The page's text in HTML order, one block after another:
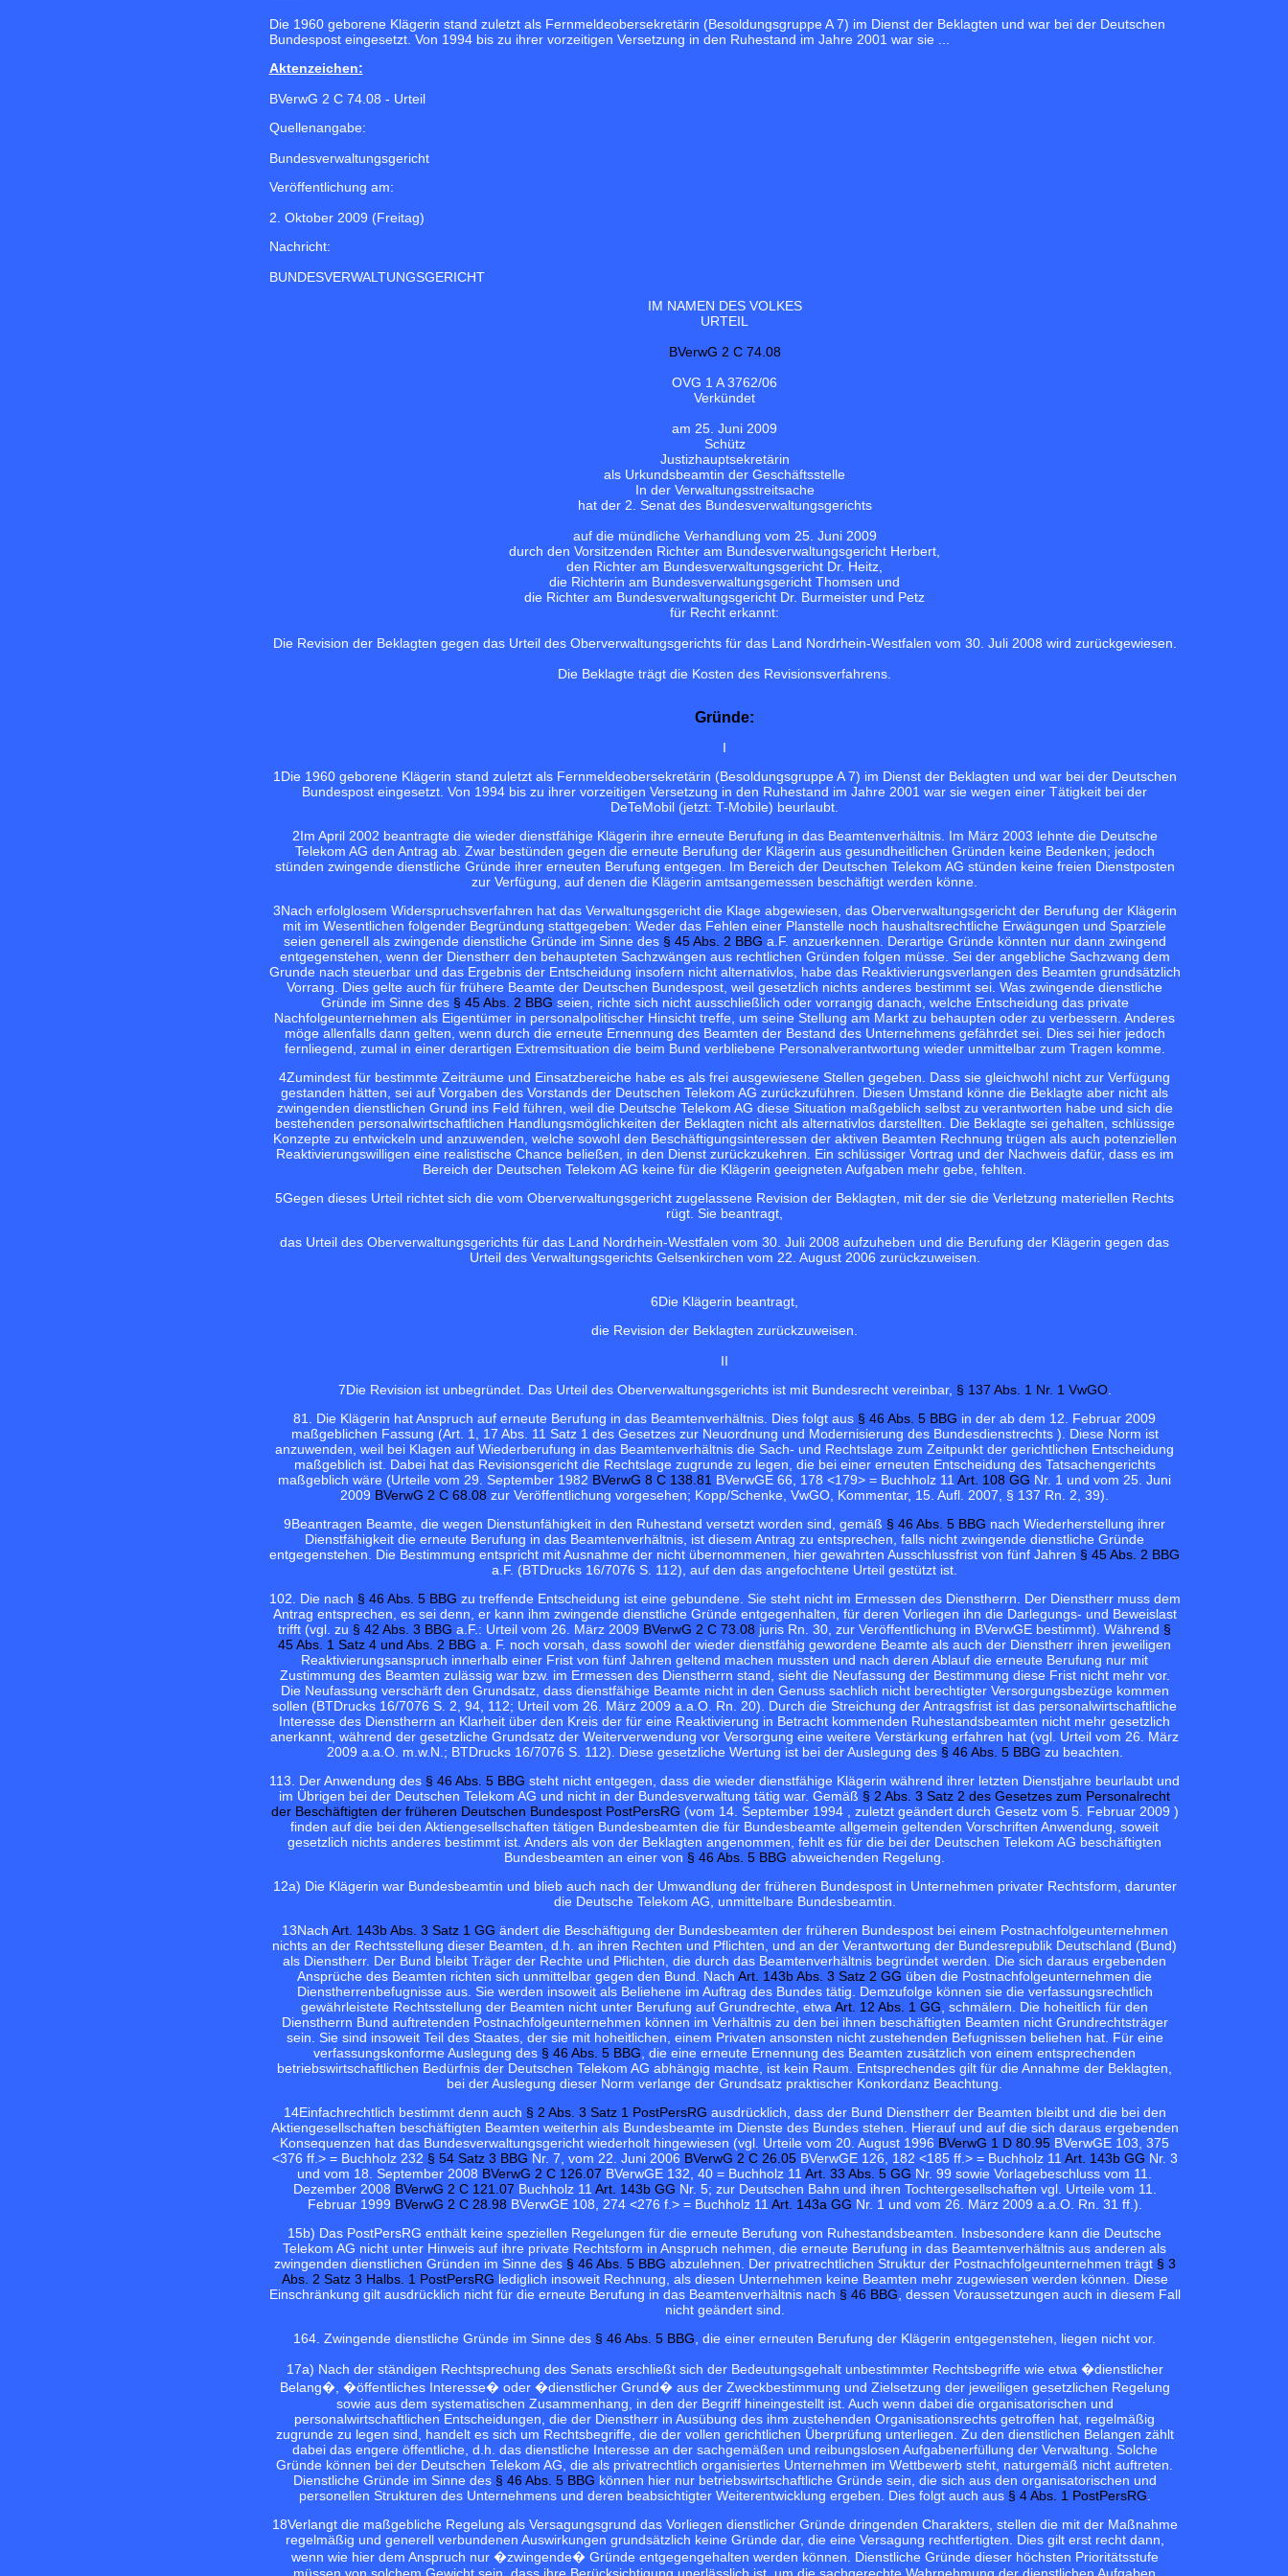
Die 1960 geborene Klägerin stand zuletzt als Fernmeldeobersekretärin (Besoldungsgruppe A 7) im Dienst der Beklagten und war bei der Deutschen
Bundespost eingesetzt. Von 1994 bis zu ihrer vorzeitigen Versetzung in den Ruhestand im Jahre 2001 war sie ...
Aktenzeichen:
BVerwG 2 C 74.08 - Urteil
Quellenangabe:
Bundesverwaltungsgericht
Veröffentlichung am:
2. Oktober 2009 (Freitag)
Nachricht:
BUNDESVERWALTUNGSGERICHT
IM NAMEN DES VOLKES
URTEIL
BVerwG 2 C 74.08
OVG 1 A 3762/06
Verkündet
am 25. Juni 2009
Schütz
Justizhauptsekretärin
als Urkundsbeamtin der Geschäftsstelle
In der Verwaltungsstreitsache
hat der 2. Senat des Bundesverwaltungsgerichts
auf die mündliche Verhandlung vom 25. Juni 2009
durch den Vorsitzenden Richter am Bundesverwaltungsgericht Herbert,
den Richter am Bundesverwaltungsgericht Dr. Heitz,
die Richterin am Bundesverwaltungsgericht Thomsen und
die Richter am Bundesverwaltungsgericht Dr. Burmeister und Petz
für Recht erkannt:
Die Revision der Beklagten gegen das Urteil des Oberverwaltungsgerichts für das Land Nordrhein-Westfalen vom 30. Juli 2008 wird zurückgewiesen.
Die Beklagte trägt die Kosten des Revisionsverfahrens.
Gründe:
I
1 Die 1960 geborene Klägerin stand zuletzt als Fernmeldeobersekretärin (Besoldungsgruppe A 7) im Dienst der Beklagten und war bei der Deutschen
Bundespost eingesetzt. Von 1994 bis zu ihrer vorzeitigen Versetzung in den Ruhestand im Jahre 2001 war sie wegen einer Tätigkeit bei der
DeTeMobil (jetzt: T-Mobile) beurlaubt.
2Im April 2002 beantragte die wieder dienstfähige Klägerin ihre erneute Berufung in das Beamtenverhältnis. Im März 2003 lehnte die Deutsche
Telekom AG den Antrag ab. Zwar bestünden gegen die erneute Berufung der Klägerin aus gesundheitlichen Gründen keine Bedenken; jedoch
stünden zwingende dienstliche Gründe ihrer erneuten Berufung entgegen. Im Bereich der Deutschen Telekom AG stünden keine freien Dienstposten
zur Verfügung, auf denen die Klägerin amtsangemessen beschäftigt werden könne.
3Nach erfolglosem Widerspruchsverfahren hat das Verwaltungsgericht die Klage abgewiesen, das Oberverwaltungsgericht der Berufung der Klägerin
mit im Wesentlichen folgender Begründung stattgegeben: Weder das Fehlen einer Planstelle noch haushaltsrechtliche Erwägungen und Sparziele
seien generell als zwingende dienstliche Gründe im Sinne des § 45 Abs. 2 BBG a.F. anzuerkennen. Derartige Gründe könnten nur dann zwingend
entgegenstehen, wenn der Dienstherr den behaupteten Sachzwängen aus rechtlichen Gründen folgen müsse. Sei der angebliche Sachzwang dem
Grunde nach steuerbar und das Ergebnis der Entscheidung insofern nicht alternativlos, habe das Reaktivierungsverlangen des Beamten grundsätzlich
Vorrang. Dies gelte auch für frühere Beamte der Deutschen Bundespost, weil gesetzlich nichts anderes bestimmt sei. Was zwingende dienstliche
Gründe im Sinne des § 45 Abs. 2 BBG seien, richte sich nicht ausschließlich oder vorrangig danach, welche Entscheidung das private
Nachfolgeunternehmen als Eigentümer in personalpolitischer Hinsicht treffe, um seine Stellung am Markt zu behaupten oder zu verbessern. Anderes
möge allenfalls dann gelten, wenn durch die erneute Ernennung des Beamten der Bestand des Unternehmens gefährdet sei. Dies sei hier jedoch
fernliegend, zumal in einer derartigen Extremsituation die beim Bund verbliebene Personalverantwortung wieder unmittelbar zum Tragen komme.
4Zumindest für bestimmte Zeiträume und Einsatzbereiche habe es als frei ausgewiesene Stellen gegeben. Dass sie gleichwohl nicht zur Verfügung
gestanden hätten, sei auf Vorgaben des Vorstands der Deutschen Telekom AG zurückzuführen. Diesen Umstand könne die Beklagte aber nicht als
zwingenden dienstlichen Grund ins Feld führen, weil die Deutsche Telekom AG diese Situation maßgeblich selbst zu verantworten habe und sich die
bestehenden personalwirtschaftlichen Handlungsmöglichkeiten der Beklagten nicht als alternativlos darstellten. Die Beklagte sei gehalten, schlüssige
Konzepte zu entwickeln und anzuwenden, welche sowohl den Beschäftigungsinteressen der aktiven Beamten Rechnung trügen als auch potenziellen
Reaktivierungswilligen eine realistische Chance beließen, in den Dienst zurückzukehren. Ein schlüssiger Vortrag und der Nachweis dafür, dass es im
Bereich der Deutschen Telekom AG keine für die Klägerin geeigneten Aufgaben mehr gebe, fehlten.
5Gegen dieses Urteil richtet sich die vom Oberverwaltungsgericht zugelassene Revision der Beklagten, mit der sie die Verletzung materiellen Rechts
rügt. Sie beantragt,
das Urteil des Oberverwaltungsgerichts für das Land Nordrhein-Westfalen vom 30. Juli 2008 aufzuheben und die Berufung der Klägerin gegen das
Urteil des Verwaltungsgerichts Gelsenkirchen vom 22. August 2006 zurückzuweisen.
6Die Klägerin beantragt,
die Revision der Beklagten zurückzuweisen.
II
7Die Revision ist unbegründet. Das Urteil des Oberverwaltungsgerichts ist mit Bundesrecht vereinbar, § 137 Abs. 1 Nr. 1 VwGO.
81. Die Klägerin hat Anspruch auf erneute Berufung in das Beamtenverhältnis. Dies folgt aus § 46 Abs. 5 BBG in der ab dem 12. Februar 2009
maßgeblichen Fassung (Art. 1, 17 Abs. 11 Satz 1 des Gesetzes zur Neuordnung und Modernisierung des Bundesdienstrechts ). Diese Norm ist
anzuwenden, weil bei Klagen auf Wiederberufung in das Beamtenverhältnis die Sach- und Rechtslage zum Zeitpunkt der gerichtlichen Entscheidung
maßgeblich ist. Dabei hat das Revisionsgericht die Rechtslage zugrunde zu legen, die bei einer erneuten Entscheidung des Tatsachengerichts
maßgeblich wäre (Urteile vom 29. September 1982 BVerwG 8 C 138.81 BVerwGE 66, 178 <179> = Buchholz 11 Art. 108 GG Nr. 1 und vom 25. Juni
2009 BVerwG 2 C 68.08 zur Veröffentlichung vorgesehen; Kopp/Schenke, VwGO, Kommentar, 15. Aufl. 2007, § 137 Rn. 2, 39).
9Beantragen Beamte, die wegen Dienstunfähigkeit in den Ruhestand versetzt worden sind, gemäß § 46 Abs. 5 BBG nach Wiederherstellung ihrer
Dienstfähigkeit die erneute Berufung in das Beamtenverhältnis, ist diesem Antrag zu entsprechen, falls nicht zwingende dienstliche Gründe
entgegenstehen. Die Bestimmung entspricht mit Ausnahme der nicht übernommenen, hier gewahrten Ausschlussfrist von fünf Jahren § 45 Abs. 2 BBG
a.F. (BTDrucks 16/7076 S. 112), auf den das angefochtene Urteil gestützt ist.
102. Die nach § 46 Abs. 5 BBG zu treffende Entscheidung ist eine gebundene. Sie steht nicht im Ermessen des Dienstherrn. Der Dienstherr muss dem
Antrag entsprechen, es sei denn, er kann ihm zwingende dienstliche Gründe entgegenhalten, für deren Vorliegen ihn die Darlegungs- und Beweislast
trifft (vgl. zu § 42 Abs. 3 BBG a.F.: Urteil vom 26. März 2009 BVerwG 2 C 73.08 juris Rn. 30, zur Veröffentlichung in BVerwGE bestimmt). Während §
45 Abs. 1 Satz 4 und Abs. 2 BBG a. F. noch vorsah, dass sowohl der wieder dienstfähig gewordene Beamte als auch der Dienstherr ihren jeweiligen
Reaktivierungsanspruch innerhalb einer Frist von fünf Jahren geltend machen mussten und nach deren Ablauf die erneute Berufung nur mit
Zustimmung des Beamten zulässig war bzw. im Ermessen des Dienstherrn stand, sieht die Neufassung der Bestimmung diese Frist nicht mehr vor.
Die Neufassung verschärft den Grundsatz, dass dienstfähige Beamte nicht in den Genuss sachlich nicht berechtigter Versorgungsbezüge kommen
sollen (BTDrucks 16/7076 S. 2, 94, 112; Urteil vom 26. März 2009 a.a.O. Rn. 20). Durch die Streichung der Antragsfrist ist das personalwirtschaftliche
Interesse des Dienstherrn an Klarheit über den Kreis der für eine Reaktivierung in Betracht kommenden Ruhestandsbeamten nicht mehr gesetzlich
anerkannt, während der gesetzliche Grundsatz der Weiterverwendung vor Versorgung eine weitere Verstärkung erfahren hat (vgl. Urteil vom 26. März
2009 a.a.O. m.w.N.; BTDrucks 16/7076 S. 112). Diese gesetzliche Wertung ist bei der Auslegung des § 46 Abs. 5 BBG zu beachten.
113. Der Anwendung des § 46 Abs. 5 BBG steht nicht entgegen, dass die wieder dienstfähige Klägerin während ihrer letzten Dienstjahre beurlaubt und
im Übrigen bei der Deutschen Telekom AG und nicht in der Bundesverwaltung tätig war. Gemäß § 2 Abs. 3 Satz 2 des Gesetzes zum Personalrecht
der Beschäftigten der früheren Deutschen Bundespost PostPersRG (vom 14. September 1994 , zuletzt geändert durch Gesetz vom 5. Februar 2009 )
finden auf die bei den Aktiengesellschaften tätigen Bundesbeamten die für Bundesbeamte allgemein geltenden Vorschriften Anwendung, soweit
gesetzlich nichts anderes bestimmt ist. Anders als von der Beklagten angenommen, fehlt es für die bei der Deutschen Telekom AG beschäftigten
Bundesbeamten an einer von § 46 Abs. 5 BBG abweichenden Regelung.
12a) Die Klägerin war Bundesbeamtin und blieb auch nach der Umwandlung der früheren Bundespost in Unternehmen privater Rechtsform, darunter
die Deutsche Telekom AG, unmittelbare Bundesbeamtin.
13Nach Art. 143b Abs. 3 Satz 1 GG ändert die Beschäftigung der Bundesbeamten der früheren Bundespost bei einem Postnachfolgeunternehmen
nichts an der Rechtsstellung dieser Beamten, d.h. an ihren Rechten und Pflichten, und an der Verantwortung der Bundesrepublik Deutschland (Bund)
als Dienstherr. Der Bund bleibt Träger der Rechte und Pflichten, die durch das Beamtenverhältnis begründet werden. Die sich daraus ergebenden
Ansprüche des Beamten richten sich unmittelbar gegen den Bund. Nach Art. 143b Abs. 3 Satz 2 GG üben die Postnachfolgeunternehmen die
Dienstherrenbefugnisse aus. Sie werden insoweit als Beliehene im Auftrag des Bundes tätig. Demzufolge können sie die verfassungsrechtlich
gewährleistete Rechtsstellung der Beamten nicht unter Berufung auf Grundrechte, etwa Art. 12 Abs. 1 GG , schmälern. Die hoheitlich für den
Dienstherrn Bund auftretenden Postnachfolgeunternehmen können im Verhältnis zu den bei ihnen beschäftigten Beamten nicht Grundrechtsträger
sein. Sie sind insoweit Teil des Staates, der sie mit hoheitlichen, einem Privaten ansonsten nicht zustehenden Befugnissen beliehen hat. Für eine
verfassungskonforme Auslegung des § 46 Abs. 5 BBG , die eine erneute Ernennung des Beamten zusätzlich von einem entsprechenden
betriebswirtschaftlichen Bedürfnis der Deutschen Telekom AG abhängig machte, ist kein Raum. Entsprechendes gilt für die Annahme der Beklagten,
bei der Auslegung dieser Norm verlange der Grundsatz praktischer Konkordanz Beachtung.
14Einfachrechtlich bestimmt denn auch § 2 Abs. 3 Satz 1 PostPersRG ausdrücklich, dass der Bund Dienstherr der Beamten bleibt und die bei den
Aktiengesellschaften beschäftigten Beamten weiterhin als Bundesbeamte im Dienste des Bundes stehen. Hierauf und auf die sich daraus ergebenden
Konsequenzen hat das Bundesverwaltungsgericht wiederholt hingewiesen (vgl. Urteile vom 20. August 1996 BVerwG 1 D 80.95 BVerwGE 103, 375
<376 ff.> = Buchholz 232 § 54 Satz 3 BBG Nr. 7, vom 22. Juni 2006 BVerwG 2 C 26.05BVerwGE 126, 182 <185 ff.> = Buchholz 11 Art. 143b GG Nr. 3
und vom 18. September 2008 BVerwG 2 C 126.07 BVerwGE 132, 40 = Buchholz 11 Art. 33 Abs. 5 GG Nr. 99 sowie Vorlagebeschluss vom 11.
Dezember 2008 BVerwG 2 C 121.07 Buchholz 11 Art. 143b GG Nr. 5; zur Deutschen Bahn und ihren Tochtergesellschaften vgl. Urteile vom 11.
Februar 1999 BVerwG 2 C 28.98BVerwGE 108, 274 <276 f.> = Buchholz 11 Art. 143a GG Nr. 1 und vom 26. März 2009 a.a.O. Rn. 31 ff.).
15b) Das PostPersRG enthält keine speziellen Regelungen für die erneute Berufung von Ruhestandsbeamten. Insbesondere kann die Deutsche
Telekom AG nicht unter Hinweis auf ihre private Rechtsform in Anspruch nehmen, die erneute Berufung in das Beamtenverhältnis aus anderen als
zwingenden dienstlichen Gründen im Sinne des § 46 Abs. 5 BBG abzulehnen. Der privatrechtlichen Struktur der Postnachfolgeunternehmen trägt § 3
Abs. 2 Satz 3 Halbs. 1 PostPersRG lediglich insoweit Rechnung, als diesen Unternehmen keine Beamten mehr zugewiesen werden können. Diese
Einschränkung gilt ausdrücklich nicht für die erneute Berufung in das Beamtenverhältnis nach § 46 BBG , dessen Voraussetzungen auch in diesem Fall
nicht geändert sind.
164. Zwingende dienstliche Gründe im Sinne des § 46 Abs. 5 BBG , die einer erneuten Berufung der Klägerin entgegenstehen, liegen nicht vor.
17a) Nach der ständigen Rechtsprechung des Senats erschließt sich der Bedeutungsgehalt unbestimmter Rechtsbegriffe wie etwa �dienstlicher
Belang�, �öffentliches Interesse� oder �dienstlicher Grund� aus der Zweckbestimmung und Zielsetzung der jeweiligen gesetzlichen Regelung
sowie aus dem systematischen Zusammenhang, in den der Begriff hineingestellt ist. Auch wenn dabei die organisatorischen und
personalwirtschaftlichen Entscheidungen, die der Dienstherr in Ausübung des ihm zustehenden Organisationsrechts getroffen hat, regelmäßig
zugrunde zu legen sind, handelt es sich um Rechtsbegriffe, die der vollen gerichtlichen Überprüfung unterliegen. Zu den dienstlichen Belangen zählt
dabei das engere öffentliche, d.h. das dienstliche Interesse an der sachgemäßen und reibungslosen Aufgabenerfüllung der Verwaltung. Solche
Gründe können bei der Deutschen Telekom AG, die als privatrechtlich organisiertes Unternehmen im Wettbewerb steht, naturgemäß nicht auftreten.
Dienstliche Gründe im Sinne des § 46 Abs. 5 BBG können hier nur betriebswirtschaftliche Gründe sein, die sich aus den organisatorischen und
personellen Strukturen des Unternehmens und deren beabsichtigter Weiterentwicklung ergeben. Dies folgt auch aus § 4 Abs. 1 PostPersRG
18Verlangt die maßgebliche Regelung als Versagungsgrund das Vorliegen dienstlicher Gründe dringenden Charakters, stellen die mit der Maßnahme
regelmäßig und generell verbundenen Auswirkungen grundsätzlich keine Gründe dar, die eine Versagung rechtfertigten. Dies gilt erst recht dann,
wenn wie hier dem Anspruch nur �zwingende� Gründe entgegengehalten werden können. Dienstliche Gründe dieser höchsten Prioritätsstufe
müssen von solchem Gewicht sein, dass ihre Berücksichtigung unerlässlich ist, um die sachgerechte Wahrnehmung der dienstlichen Aufgaben